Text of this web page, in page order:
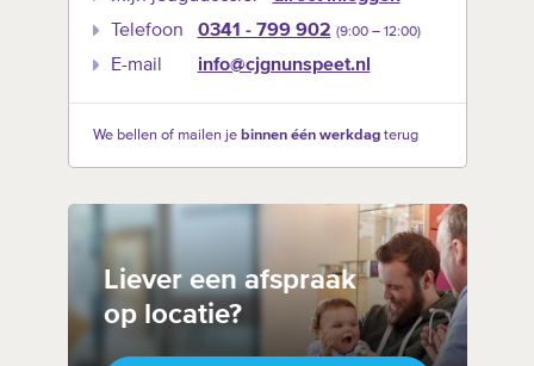
Telefoon
0341 - 799 902 (9:00 –‍ 12:00)
E-mail info@cjgnunspeet.nl
We bellen of mailen je binnen één werkdagterug
Liever een afspraak
op locatie?